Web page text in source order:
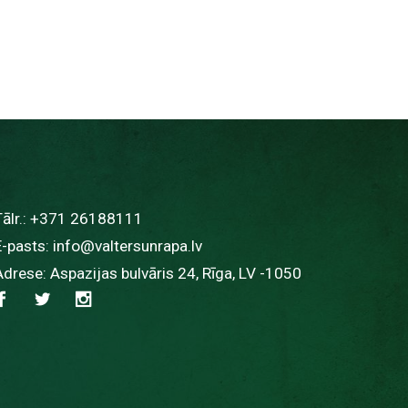
+371 26188111
pasts: info@valtersunrapa.lv
Aspazijas bulvāris 24, Rīga, LV -1050